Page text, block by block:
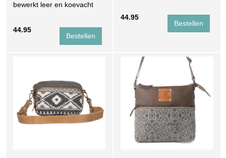
bewerkt leer en koevacht
44.95
44.95